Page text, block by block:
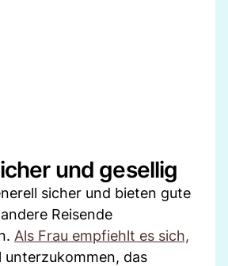
und gesellig
sicher und bieten gute
Reisende
Als Frau empfiehlt es sich,
unterzukommen, das